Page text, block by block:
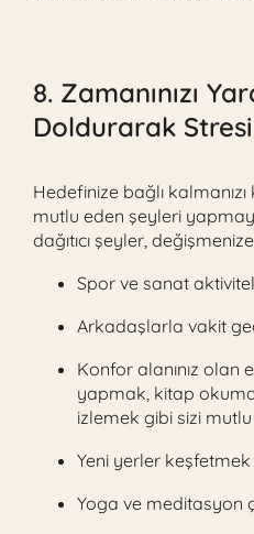
8. Zamanınızı
Doldurarak
Hedefinize bağlı
mutlu eden şeyleri
dağıtıcı şeyler,
Spor ve sanat
Arkadaşlarla vakit
Konfor alanınız olan
yapmak, kitap
izlemek gibi sizi
Yeni yerler
Yoga ve meditasyon